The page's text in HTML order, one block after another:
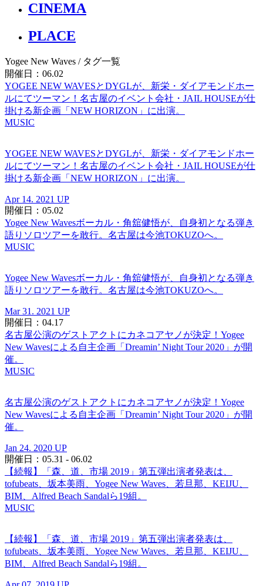
CINEMA
PLACE
Yogee New Waves / タグ一覧
開催日：06.02
YOGEE NEW WAVESとDYGLが、新栄・ダイアモンドホー
ルにてツーマン！名古屋のイベント会社・JAIL HOUSEが仕
掛ける新企画「NEW HORIZON」に出演。
MUSIC
YOGEE NEW WAVESとDYGLが、新栄・ダイアモンドホー
ルにてツーマン！名古屋のイベント会社・JAIL HOUSEが仕
掛ける新企画「NEW HORIZON」に出演。
Apr 14. 2021 UP
開催日：05.02
Yogee New Wavesボーカル・角舘健悟が、自身初となる弾き
語りソロツアーを敢行。名古屋は今池TOKUZOへ。
MUSIC
Yogee New Wavesボーカル・角舘健悟が、自身初となる弾き
語りソロツアーを敢行。名古屋は今池TOKUZOへ。
Mar 31. 2021 UP
開催日：04.17
名古屋公演のゲストアクトにカネコアヤノが決定！Yogee
New Wavesによる自主企画「Dreamin’ Night Tour 2020」が開
催。
MUSIC
名古屋公演のゲストアクトにカネコアヤノが決定！Yogee
New Wavesによる自主企画「Dreamin’ Night Tour 2020」が開
催。
Jan 24. 2020 UP
開催日：05.31 - 06.02
【続報】「森、道、市場 2019」第五弾出演者発表は、
tofubeats、坂本美雨、Yogee New Waves、若旦那、KEIJU、
BIM、Alfred Beach Sandalら19組。
MUSIC
【続報】「森、道、市場 2019」第五弾出演者発表は、
tofubeats、坂本美雨、Yogee New Waves、若旦那、KEIJU、
BIM、Alfred Beach Sandalら19組。